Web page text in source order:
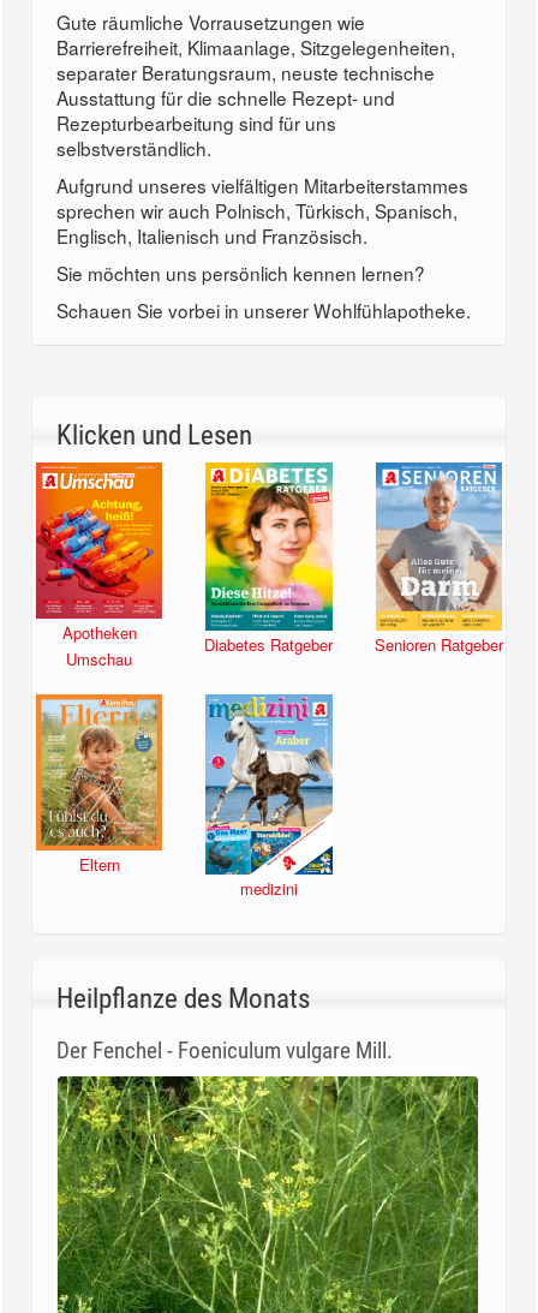
Gute räumliche Vorrausetzungen wie
Barrierefreiheit, Klimaanlage, Sitzgelegenheiten,
separater Beratungsraum, neuste technische
Ausstattung für die schnelle Rezept- und
Rezepturbearbeitung sind für uns
selbstverständlich.
Aufgrund unseres vielfältigen Mitarbeiterstammes
sprechen wir auch Polnisch, Türkisch, Spanisch,
Englisch, Italienisch und Französisch.
Sie möchten uns persönlich kennen lernen?
Schauen Sie vorbei in unserer Wohlfühlapotheke.
Klicken und Lesen
Apotheken
Umschau
Diabetes Ratgeber Senioren Ratgeber
Eltern
medizini
Heilpflanze des Monats
Der Fenchel - Foeniculum vulgare Mill.